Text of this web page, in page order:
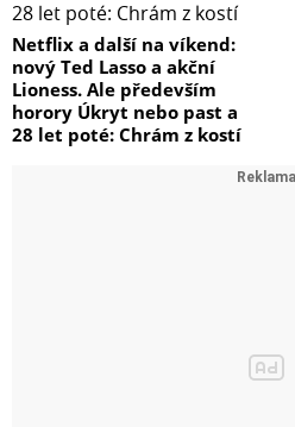
Netflix a další na víkend:
nový Ted Lasso a akční
Lioness. Ale především
horory Úkryt nebo past a
28 let poté: Chrám z kostí